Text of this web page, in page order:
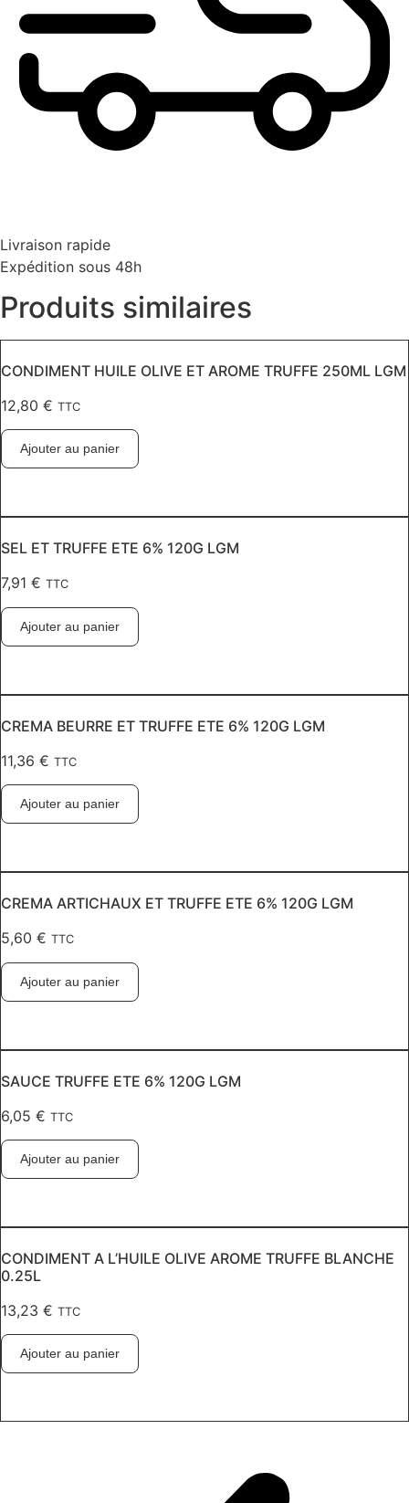
Livraison rapide
Expédition sous 48h
Produits similaires
CONDIMENT HUILE OLIVE ET AROME TRUFFE 250ML LGM
12,80 € TTC
Ajouter au panier
SEL ET TRUFFE ETE 6% 120G LGM
7,91 € TTC
Ajouter au panier
CREMA BEURRE ET TRUFFE ETE 6% 120G LGM
11,36 € TTC
Ajouter au panier
CREMA ARTICHAUX ET TRUFFE ETE 6% 120G LGM
5,60 € TTC
Ajouter au panier
SAUCE TRUFFE ETE 6% 120G LGM
6,05 € TTC
Ajouter au panier
CONDIMENT A L’HUILE OLIVE AROME TRUFFE BLANCHE
0.25L
13,23 € TTC
Ajouter au panier